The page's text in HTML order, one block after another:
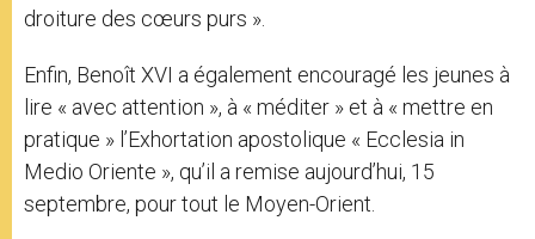
droiture des cœurs purs ».
Enfin, Benoît XVI a également encouragé les jeunes à
lire « avec attention », à « méditer » et à « mettre en
pratique » l’Exhortation apostolique « Ecclesia in
Medio Oriente », qu’il a remise aujourd’hui, 15
septembre, pour tout le Moyen-Orient.